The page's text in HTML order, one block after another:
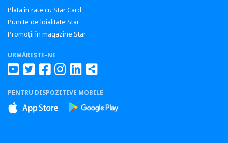
Plata în rate cu Star Card
Puncte de loialitate Star
Promoții în magazine Star
URMĂREȘTE-NE
PENTRU DISPOZITIVE MOBILE